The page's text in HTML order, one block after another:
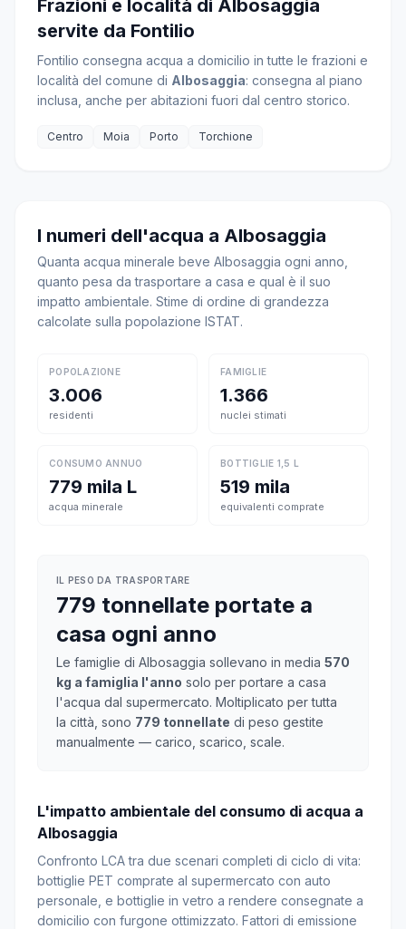
Frazioni e località di Albosaggia
servite da Fontilio
Fontilio consegna acqua a domicilio in tutte le frazioni e
località del comune di Albosaggia: consegna al piano
inclusa, anche per abitazioni fuori dal centro storico.
Centro Moia Porto Torchione
I numeri dell'acqua a Albosaggia
Quanta acqua minerale beve Albosaggia ogni anno,
quanto pesa da trasportare a casa e qual è il suo
impatto ambientale. Stime di ordine di grandezza
calcolate sulla popolazione ISTAT.
POPOLAZIONE
3.006
residenti
FAMIGLIE
1.366
nuclei stimati
CONSUMO ANNUO
779 mila L
acqua minerale
BOTTIGLIE 1,5 L
519 mila
equivalenti comprate
IL PESO DA TRASPORTARE
779 tonnellate portate a
casa ogni anno
Le famiglie di Albosaggia sollevano in media 570
kg a famiglia l'anno solo per portare a casa
l'acqua dal supermercato. Moltiplicato per tutta
la città, sono 779 tonnellate di peso gestite
manualmente — carico, scarico, scale.
L'impatto ambientale del consumo di acqua a
Albosaggia
Confronto LCA tra due scenari completi di ciclo di vita:
bottiglie PET comprate al supermercato con auto
personale, e bottiglie in vetro a rendere consegnate a
domicilio con furgone ottimizzato. Fattori di emissione